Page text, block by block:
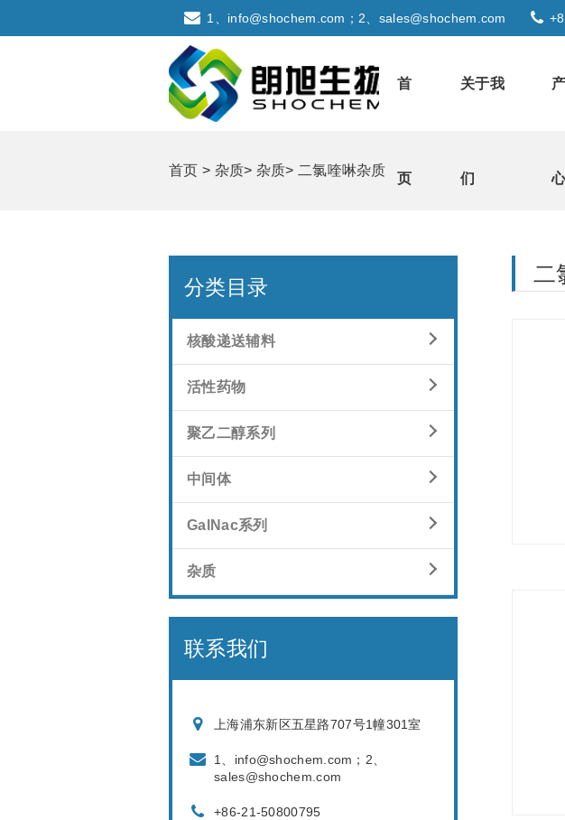
1、info@shochem.com；2、sales@shochem.com
首
页
关于我
们
首页 > 杂质> 杂质> 二氯喹啉杂质
分类目录
核酸递送辅料
活性药物
聚乙二醇系列
中间体
GalNac系列
杂质
联系我们
上海浦东新区五星路707号1幢301室
1、info@shochem.com；2、
sales@shochem.com
+86-21-50800795
二